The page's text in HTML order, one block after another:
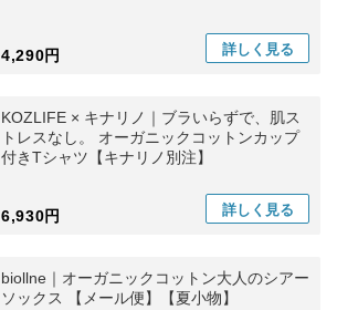
4,290円 詳しく 見る
KOZLIFE × キナリノ｜ブラいらずで、肌ス
トレスなし。 オーガニックコットンカップ
付きTシャツ【キナリノ別注】
6,930円 詳しく 見る
biollne｜オーガニックコットン大人のシアー
ソックス 【メール便】【夏小物】